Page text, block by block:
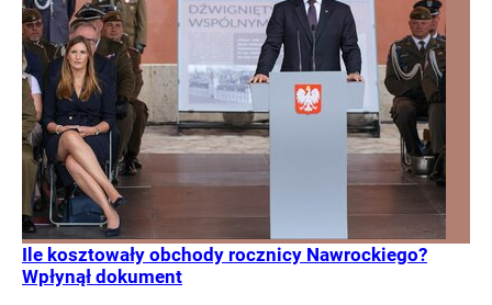
Ile kosztowały obchody rocznicy Nawrockiego?
Wpłynął dokument